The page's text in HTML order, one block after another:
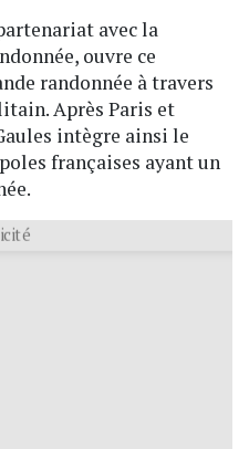
avec la
ouvre ce
randonnée à travers
Après Paris et
intègre ainsi le
françaises ayant un